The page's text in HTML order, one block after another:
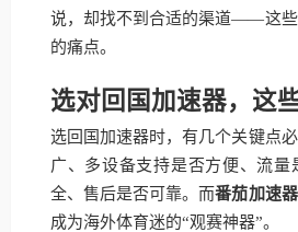
说，却找不到合适的渠道——这些
的痛点。
选对回国加速器，这
选回国加速器时，有几个关键点
广、多设备支持是否方便、流量
全、售后是否可靠。而番茄加速器
成为海外体育迷的“观赛神器”。